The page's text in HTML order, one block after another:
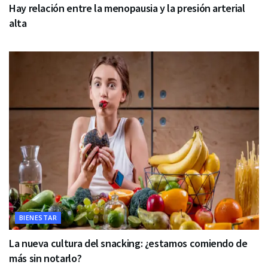
Hay relación entre la menopausia y la presión arterial
alta
BIENESTAR
La nueva cultura del snacking: ¿estamos comiendo de
más sin notarlo?